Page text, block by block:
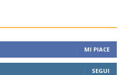
MI PIACE
SEGUI